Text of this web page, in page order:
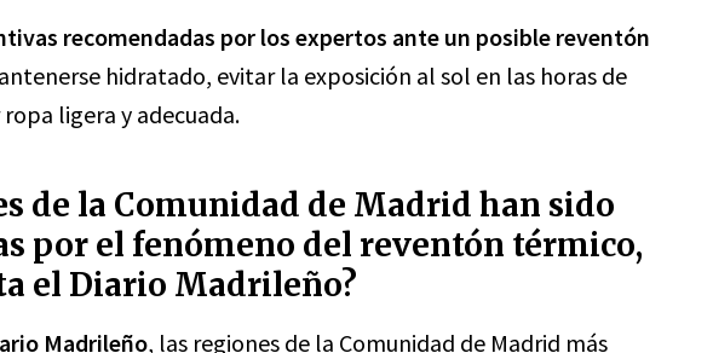
recomendadas por los expertos ante un posible reventón
hidratado, evitar la exposición al sol en las horas de
ligera y adecuada.
de la Comunidad de Madrid han sido
por el fenómeno del reventón térmico,
el Diario Madrileño?
Madrileño, las regiones de la Comunidad de Madrid más